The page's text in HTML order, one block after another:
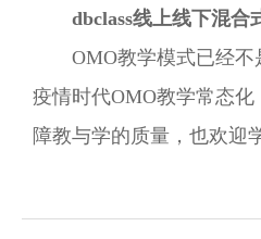
dbclass线上线下混合
OMO教学模式已经
疫情时代OMO教学常态
障教与学的质量，也欢迎